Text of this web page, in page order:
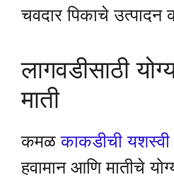
चवदार पिकाचे
लागवडीसाठी
माती
कमळकाकडीची
हवामान आणि मातीचे